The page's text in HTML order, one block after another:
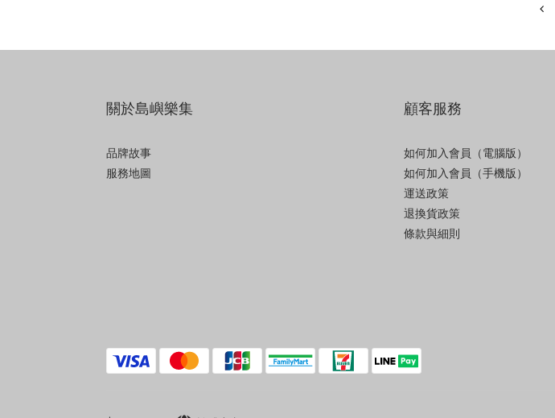
關於島嶼樂集
品牌故事
服務地圖
顧客服務
如何加入會員（電腦版）
如何加入會員（手機版）
運送政策
退換貨政策
條款與細則